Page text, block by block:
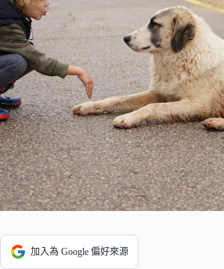
加入為 Google 偏好來源